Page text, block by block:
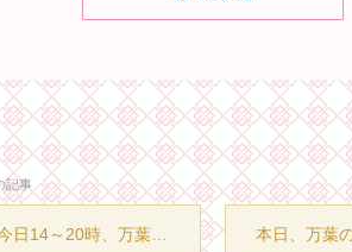
記事
日14～20時、万葉の湯3F占いブースに出ています☆